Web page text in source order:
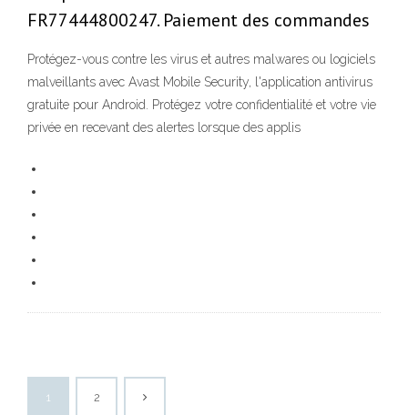
FR77444800247. Paiement des commandes
Protégez-vous contre les virus et autres malwares ou logiciels
malveillants avec Avast Mobile Security, l'application antivirus
gratuite pour Android. Protégez votre confidentialité et votre vie
privée en recevant des alertes lorsque des applis
1 2